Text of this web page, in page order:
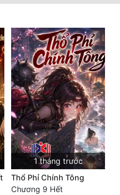
1 tháng trước
Thổ Phỉ Chính Tông
Chương 9 Hết